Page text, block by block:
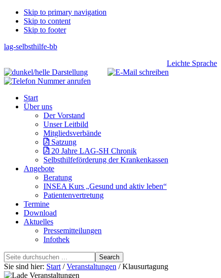
Skip
links
Skip to primary navigation
Skip to content
Skip to footer
lag-selbsthilfe-bb
Header
Right
Leichte Sprache
navigation
Start
Über uns
Der Vorstand
Unser Leitbild
Mitgliedsverbände
Satzung
20 Jahre LAG-SH Chronik
Selbsthilfeförderung der Krankenkassen
Angebote
Beratung
INSEA Kurs „Gesund und aktiv leben“
Patientenvertretung
Termine
Download
Aktuelles
Pressemitteilungen
Infothek
Search
this
website
Sie sind hier: Start /Veranstaltungen / Klausurtagung